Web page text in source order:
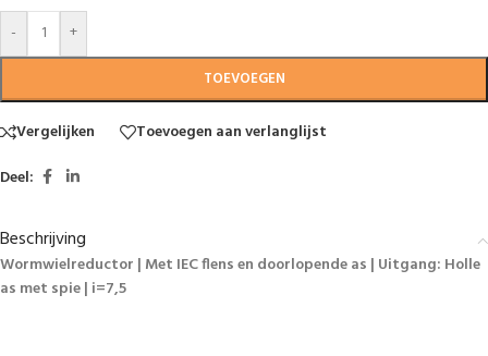
-
+
TOEVOEGEN
Vergelijken
Toevoegen aan verlanglijst
Deel:
Beschrijving
Wormwielreductor | Met IEC flens en doorlopende as | Uitgang: Holle
as met spie | i=7,5